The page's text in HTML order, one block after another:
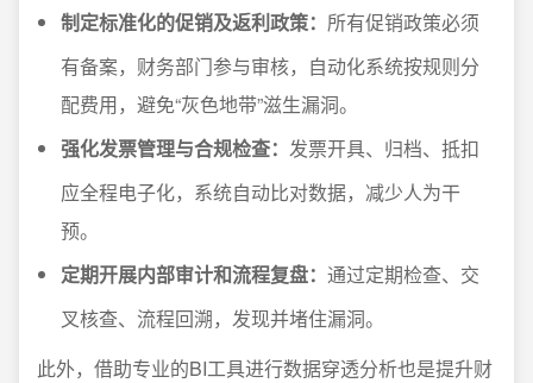
制定标准化的促销及返利政策： 所有促销政策必须
有备案，财务部门参与审核，自动化系统按规则分
配费用，避免“灰色地带”滋生漏洞。
强化发票管理与合规检查： 发票开具、归档、抵扣
应全程电子化，系统自动比对数据，减少人为干
预。
定期开展内部审计和流程复盘： 通过定期检查、交
叉核查、流程回溯，发现并堵住漏洞。
此外，借助专业的BI工具进行数据穿透分析也是提升财